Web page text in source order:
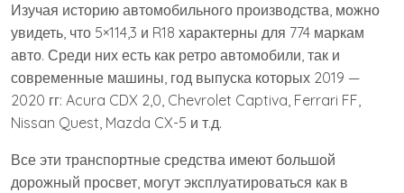
Изучая историю автомобильного производства, можно
увидеть, что 5×114,3 и R18 характерны для 774 маркам
авто. Среди них есть как ретро автомобили, так и
современные машины, год выпуска которых 2019 —
2020 гг: Acura CDX 2,0, Chevrolet Captiva, Ferrari FF,
Nissan Quest, Mazda CX-5 и т.д.
Все эти транспортные средства имеют большой
дорожный просвет, могут эксплуатироваться как в